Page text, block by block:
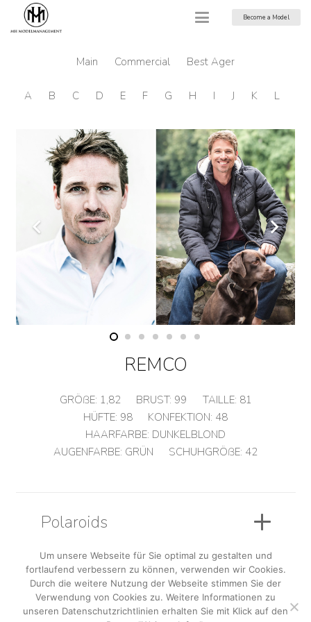
Become a Model
Main Commercial Best Ager
A B C D E F G H I J K L
REMCO
GRÖßE: 1,82 BRUST: 99 TAILLE: 81
HÜFTE: 98 KONFEKTION: 48
HAARFARBE: DUNKELBLOND
AUGENFARBE: GRÜN SCHUHGRÖßE: 42
Polaroids
Sedcard
Um unsere Webseite für Sie optimal zu gestalten und
fortlaufend verbessern zu können, verwenden wir Cookies.
Durch die weitere Nutzung der Webseite stimmen Sie der
Verwendung von Cookies zu. Weitere Informationen zu
unseren Datenschutzrichtlinien erhalten Sie mit Klick auf den